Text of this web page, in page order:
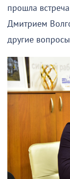
прошла
Дмитрием
другие